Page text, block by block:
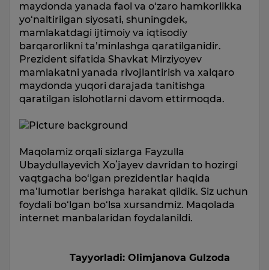
maydonda yanada faol va o‘zaro hamkorlikka
yo‘naltirilgan siyosati, shuningdek,
mamlakatdagi ijtimoiy va iqtisodiy
barqarorlikni ta’minlashga qaratilganidir.
Prezident sifatida Shavkat Mirziyoyev
mamlakatni yanada rivojlantirish va xalqaro
maydonda yuqori darajada tanitishga
qaratilgan islohotlarni davom ettirmoqda.
Maqolamiz orqali sizlarga Fayzulla
Ubaydullayevich Xoʻjayev davridan to hozirgi
vaqtgacha bo‘lgan prezidentlar haqida
ma’lumotlar berishga harakat qildik. Siz uchun
foydali bo‘lgan bo‘lsa xursandmiz. Maqolada
internet manbalaridan foydalanildi.
Tayyorladi: Olimjanova Gulzoda